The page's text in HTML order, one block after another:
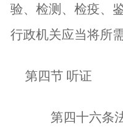
验、检测、检疫、
行政机关应当将所
第四节 听证
第四十六条法